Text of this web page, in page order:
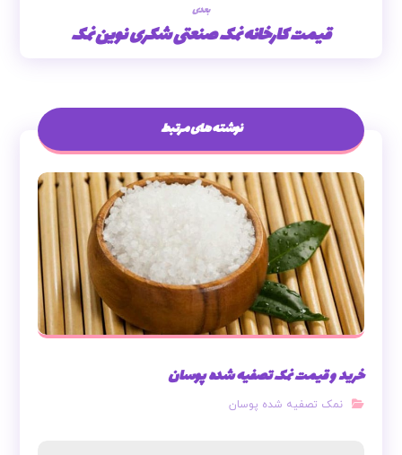
بعدی
قیمت کارخانه نمک صنعتی شکری نوین نمک
نوشته های مرتبط
خرید و قیمت نمک تصفیه شده پوسان
نمک تصفیه شده پوسان